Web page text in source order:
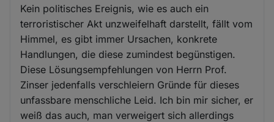
Kein politisches Ereignis, wie es auch ein
terroristischer Akt unzweifelhaft darstellt, fällt vom
Himmel, es gibt immer Ursachen, konkrete
Handlungen, die diese zumindest begünstigen.
Diese Lösungsempfehlungen von Herrn Prof.
Zinser jedenfalls verschleiern Gründe für dieses
unfassbare menschliche Leid. Ich bin mir sicher, er
weiß das auch, man verweigert sich allerdings